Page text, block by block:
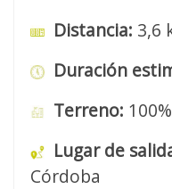
Distancia: 3,6
Duración
Terreno:
Lugar de
Córdoba